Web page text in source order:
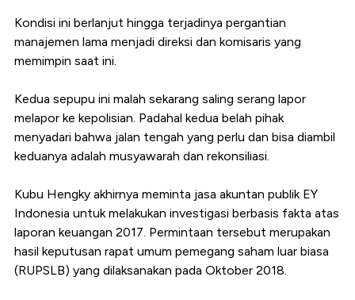
Kondisi ini berlanjut hingga terjadinya pergantian
manajemen lama menjadi direksi dan komisaris yang
memimpin saat ini.
Kedua sepupu ini malah sekarang saling serang lapor
melapor ke kepolisian. Padahal kedua belah pihak
menyadari bahwa jalan tengah yang perlu dan bisa diambil
keduanya adalah musyawarah dan rekonsiliasi.
Kubu Hengky akhirnya meminta jasa akuntan publik EY
Indonesia untuk melakukan investigasi berbasis fakta atas
laporan keuangan 2017. Permintaan tersebut merupakan
hasil keputusan rapat umum pemegang saham luar biasa
(RUPSLB) yang dilaksanakan pada Oktober 2018.